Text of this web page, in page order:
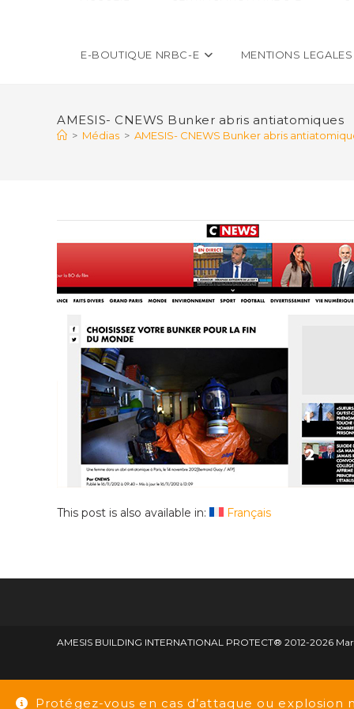
Protégez-vous en cas d’attaque ou explosion
E-BOUTIQUE NRBC-E MENTIONS LEGALES
AMESIS- CNEWS Bunker abris antiatomiques
> Médias > AMESIS- CNEWS Bunker abris
This post is also available in: Français
AMESIS BUILDING INTERNATIONAL PROTECT® 2012-2026